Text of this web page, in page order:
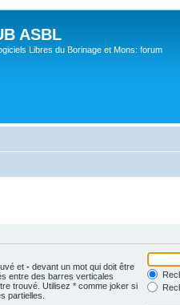
ASBL
Libres du Borinage et Mons: forum
et - devant un mot qui doit être
entre des barres verticales
trouvé. Utilisez * comme joker si
partielles.